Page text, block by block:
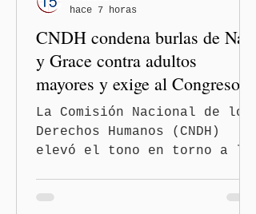
CNDH condena burlas de Nay
y Grace contra adultos
mayores y exige al Congreso
frenar discursos
discriminatorios
La Comisión Nacional de los
Derechos Humanos (CNDH)
elevó el tono en torno a la
hace 7 horas